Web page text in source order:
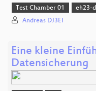
Test Chamber 01 eh23-
Andreas DJ3EI
Eine kleine
Datensicherung